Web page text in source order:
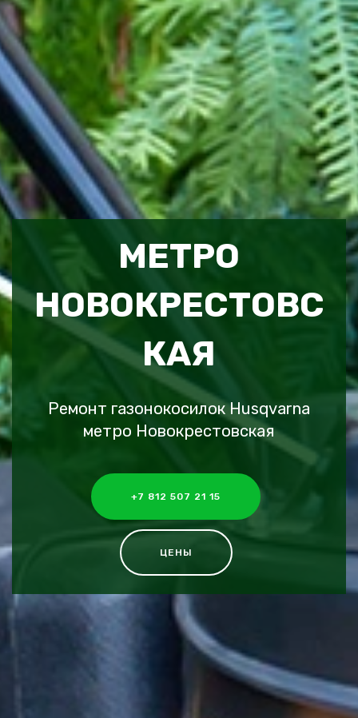
МЕТРО
НОВОКРЕСТОВС
КАЯ
Ремонт газонокосилок Husqvarna
метро Новокрестовская
+7 812 507 21 15
ЦЕНЫ